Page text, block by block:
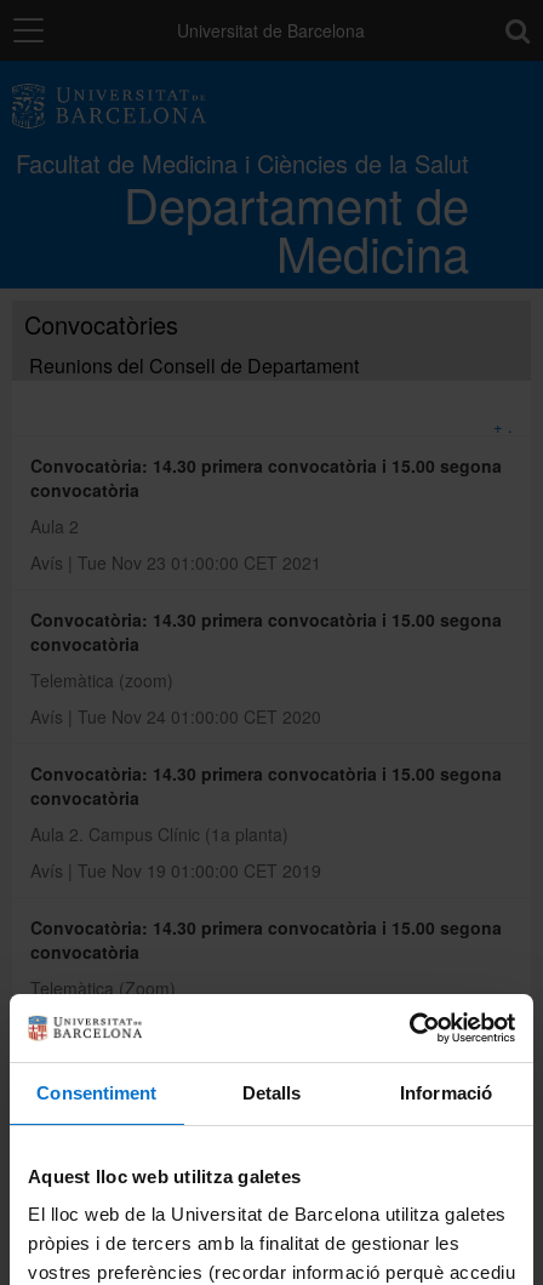
Consentiment Detalls Informació
Aquest lloc web utilitza galetes
El lloc web de la Universitat de Barcelona utilitza galetes
pròpies i de tercers amb la finalitat de gestionar les
vostres preferències (recordar informació perquè accediu
Navegació Universitat de Barcelona
Facultat de Medicina i Ciències de la Salut
Departament de
Medicina
El Departament
Estudis
Recerca
Gestió interna
Convocatòries
Reunions del Consell de Departament
+ .
Convocatòria: 14.30 primera convocatòria i 15.00 segona
convocatòria
Aula 2
Avís | Tue Nov 23 01:00:00 CET 2021
Convocatòria: 14.30 primera convocatòria i 15.00 segona
convocatòria
Telemàtica (zoom)
Avís | Tue Nov 24 01:00:00 CET 2020
Convocatòria: 14.30 primera convocatòria i 15.00 segona
convocatòria
Aula 2. Campus Clínic (1a planta)
Avís | Tue Nov 19 01:00:00 CET 2019
Convocatòria: 14.30 primera convocatòria i 15.00 segona
convocatòria
Telemàtica (Zoom)
Avís | Tue Dec 04 01:00:00 CET 2018
Convocatòria: 14.30 primera convocatòria i 15.00 segona
convocatòria
Avís | Tue Nov 28 01:00:00 CET 2017
Convocatòria: 14.30 primera convocatòria i 15.00 segona
convocatòria